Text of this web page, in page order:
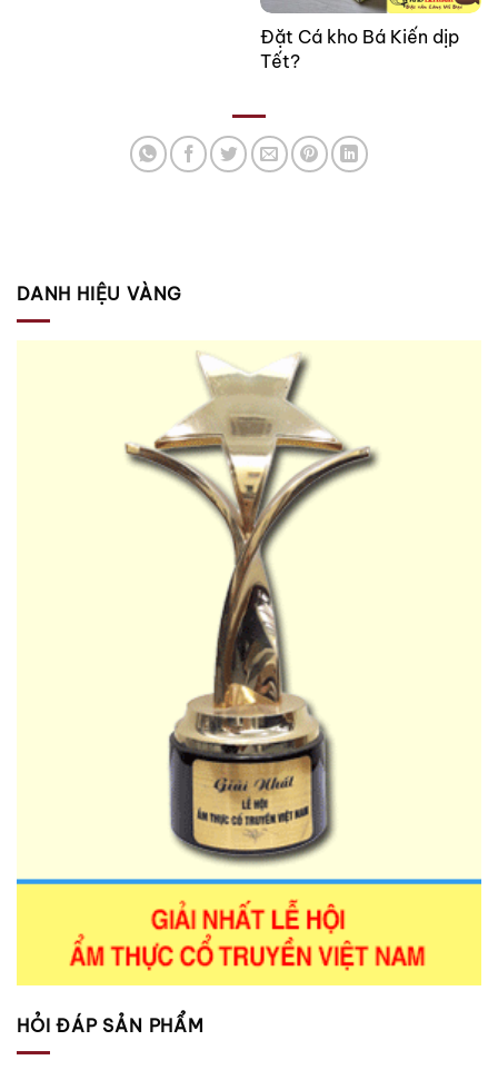
Đặt Cá kho Bá Kiến dịp
Tết?
DANH HIỆU VÀNG
HỎI ĐÁP SẢN PHẨM